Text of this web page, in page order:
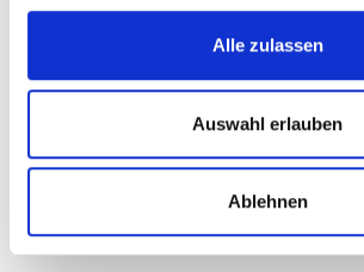
Alle zulassen
Auswahl erlauben
Ablehnen
AUSBILDUNGSANGEBOTE